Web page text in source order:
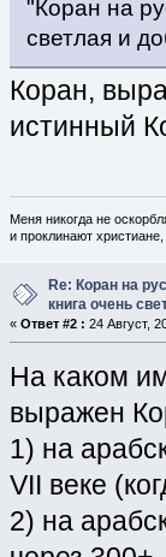
"Коран на
светлая и
Коран,
истинный
Меня никогда не
и проклинают
Re: Коран на
книга очень
« Ответ #2 : 24 Август,
На каком
выражен
1) на
VII веке
2) на